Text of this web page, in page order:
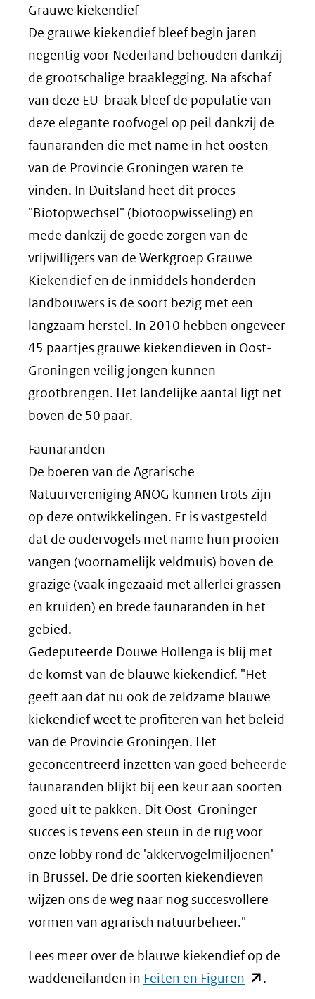
Grauwe kiekendief
De grauwe kiekendief bleef begin jaren
negentig voor Nederland behouden dankzij
de grootschalige braaklegging. Na afschaf
van deze EU-braak bleef de populatie van
deze elegante roofvogel op peil dankzij de
faunaranden die met name in het oosten
van de Provincie Groningen waren te
vinden. In Duitsland heet dit proces
"Biotopwechsel" (biotoopwisseling) en
mede dankzij de goede zorgen van de
vrijwilligers van de Werkgroep Grauwe
Kiekendief en de inmiddels honderden
landbouwers is de soort bezig met een
langzaam herstel. In 2010 hebben ongeveer
45 paartjes grauwe kiekendieven in Oost-
Groningen veilig jongen kunnen
grootbrengen. Het landelijke aantal ligt net
boven de 50 paar.
Faunaranden
De boeren van de Agrarische
Natuurvereniging ANOG kunnen trots zijn
op deze ontwikkelingen. Er is vastgesteld
dat de oudervogels met name hun prooien
vangen (voornamelijk veldmuis) boven de
grazige (vaak ingezaaid met allerlei grassen
en kruiden) en brede faunaranden in het
gebied.
Gedeputeerde Douwe Hollenga is blij met
de komst van de blauwe kiekendief. "Het
geeft aan dat nu ook de zeldzame blauwe
kiekendief weet te profiteren van het beleid
van de Provincie Groningen. Het
geconcentreerd inzetten van goed beheerde
faunaranden blijkt bij een keur aan soorten
goed uit te pakken. Dit Oost-Groninger
succes is tevens een steun in de rug voor
onze lobby rond de 'akkervogelmiljoenen'
in Brussel. De drie soorten kiekendieven
wijzen ons de weg naar nog succesvollere
vormen van agrarisch natuurbeheer."
Lees meer over de blauwe kiekendief op de
waddeneilanden in Feiten en Figuren (opent
.